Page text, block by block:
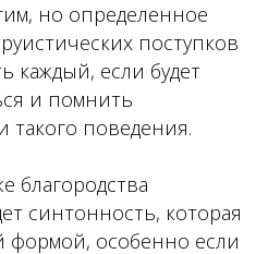
но определенное
поступков
каждый, если будет
и помнить
такого поведения.
благородства
синтонность, которая
формой, особенно если